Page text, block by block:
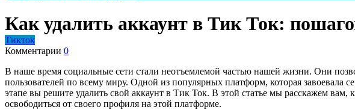
Как удалить аккаунт в Тик Ток:
Тикток
Комментарии 0
В наше время социальные сети стали неотъемлемой частью нашей жизни. Они
пользователей по всему миру. Одной из популярных платформ, которая завоевала
этапе вы решите удалить свой аккаунт в Тик Ток. В этой статье мы расскажем
освободиться от своего профиля на этой платформе.